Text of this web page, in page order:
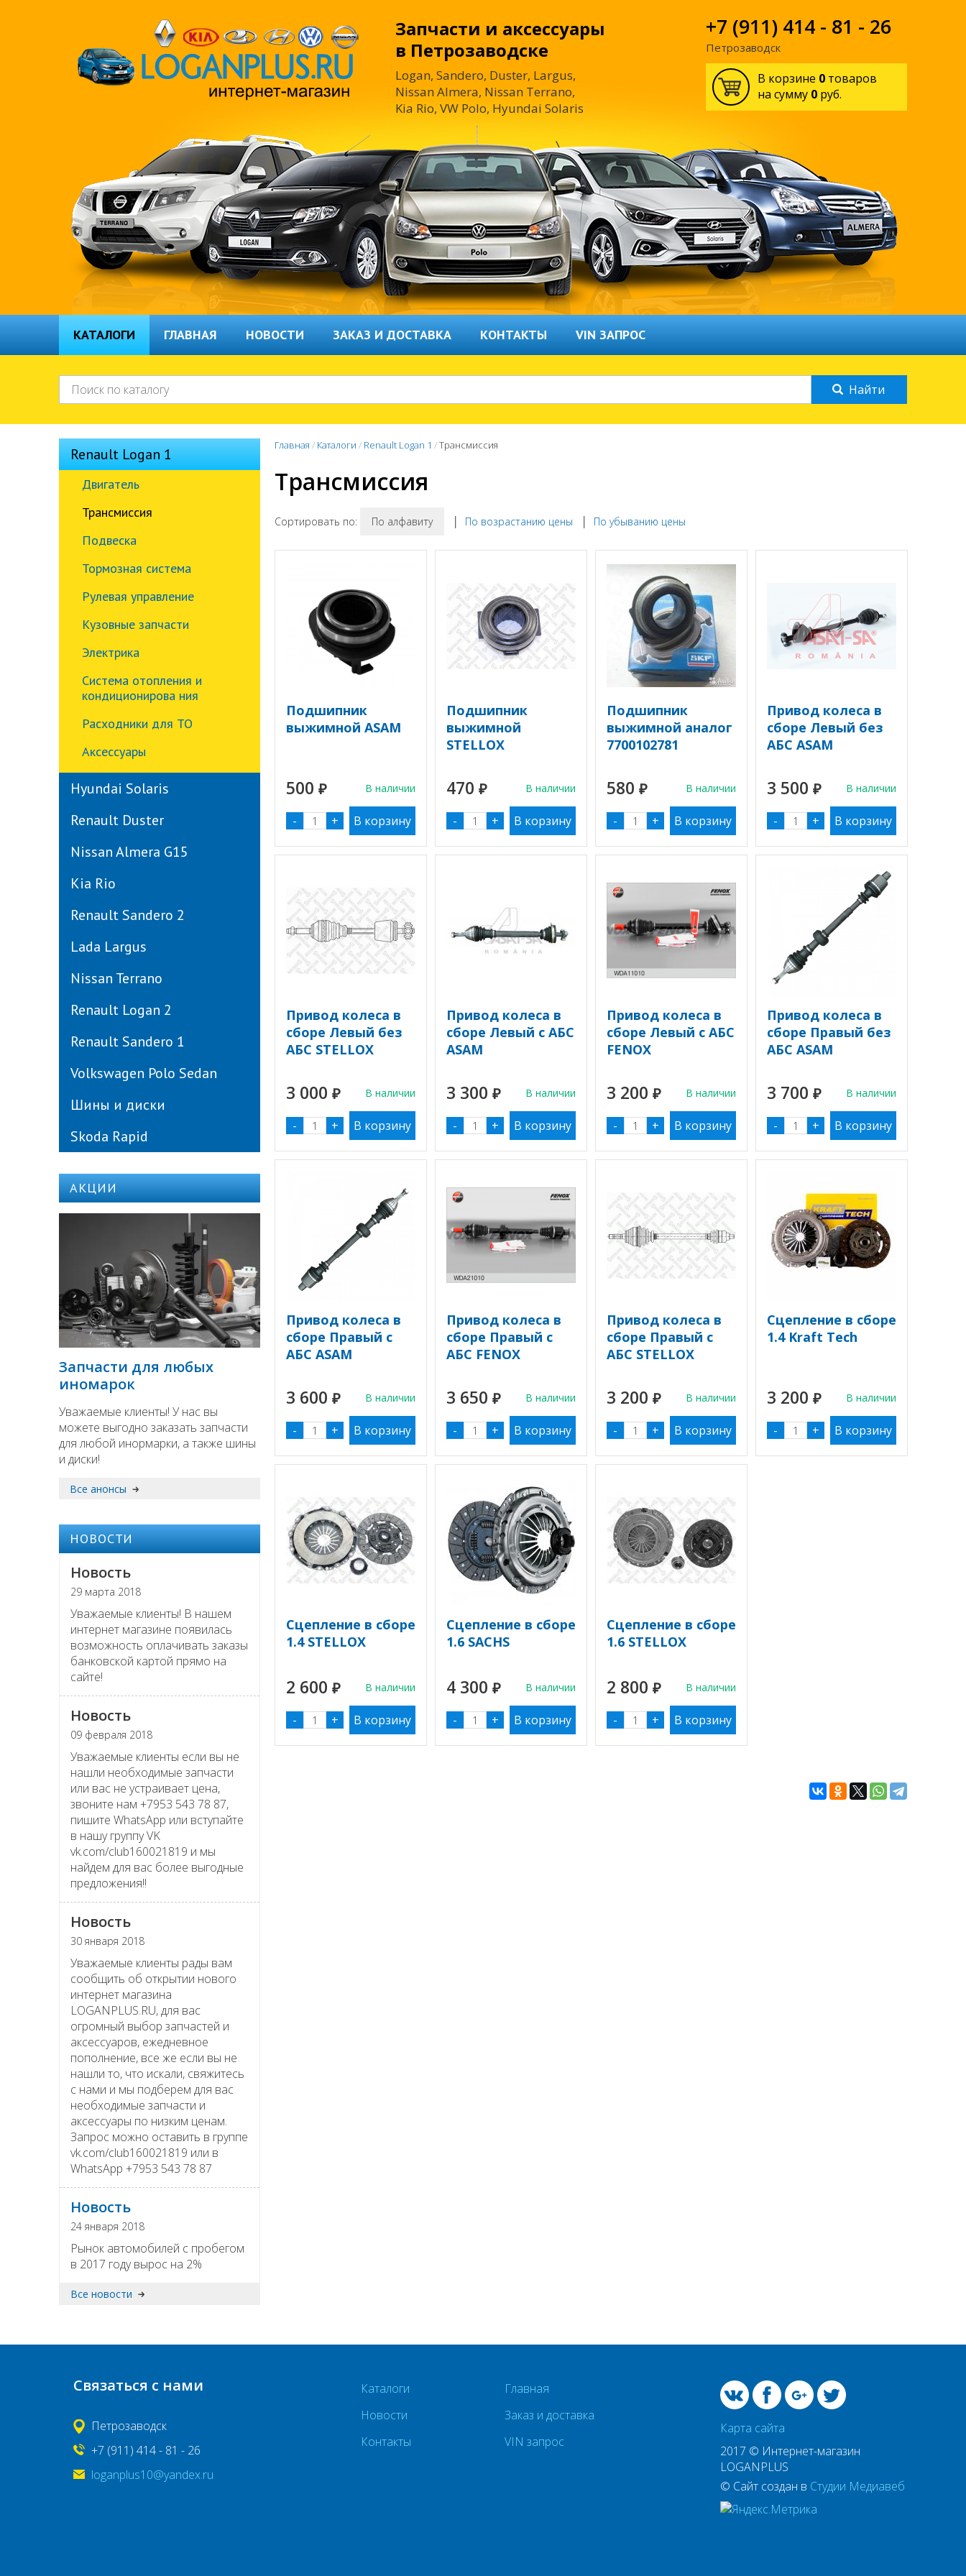
Запчасти и аксессуары
в Петрозаводске
Logan, Sandero, Duster, Largus,
Nissan Almera, Nissan Terrano,
Kia Rio, VW Polo, Hyundai Solaris
+7 (911) 414 - 81 - 26
Петрозаводск
В корзине 0 товаров
на сумму 0 руб.
КАТАЛОГИ ГЛАВНАЯ НОВОСТИ ЗАКАЗ И ДОСТАВКА КОНТАКТЫ VIN ЗАПРОС
Renault Logan 1
Двигатель
Трансмиссия
Подвеска
Тормозная система
Рулевая управление
Кузовные запчасти
Электрика
Система отопления и
кондиционирова ния
Расходники для ТО
Аксессуары
Hyundai Solaris
Renault Duster
Nissan Almera G15
Kia Rio
Renault Sandero 2
Lada Largus
Nissan Terrano
Renault Logan 2
Renault Sandero 1
Volkswagen Polo Sedan
Шины и диски
Skoda Rapid
АКЦИИ
Запчасти для любых
иномарок
Уважаемые клиенты! У нас вы
можете выгодно заказать запчасти
для любой инормарки, а также шины
и диски!
Все анонсы
НОВОСТИ
Новость
29 марта 2018
Уважаемые клиенты! В нашем
интернет магазине появилась
возможность оплачивать заказы
банковской картой прямо на
сайте!
Новость
09 февраля 2018
Уважаемые клиенты если вы не
нашли необходимые запчасти
или вас не устраивает цена,
звоните нам +7953 543 78 87,
пишите WhatsApp или вступайте
в нашу группу VK
vk.com/club160021819 и мы
найдем для вас более выгодные
предложения!!
Новость
30 января 2018
Уважаемые клиенты рады вам
сообщить об открытии нового
интернет магазина
LOGANPLUS.RU, для вас
огромный выбор запчастей и
аксессуаров, ежедневное
пополнение, все же если вы не
нашли то, что искали, свяжитесь
с нами и мы подберем для вас
необходимые запчасти и
аксессуары по низким ценам.
Запрос можно оставить в группе
vk.com/club160021819 или в
WhatsApp +7953 543 78 87
Новость
24 января 2018
Рынок автомобилей с пробегом
в 2017 году вырос на 2%
Все новости
Главная / Каталоги / Renault Logan 1 /Трансмиссия
Трансмиссия
Сортировать по: По алфавиту По возрастанию цены По убыванию цены
Подшипник
выжимной ASAM
500 ₽ В наличии
- +
Подшипник
выжимной
STELLOX
470 ₽ В наличии
- +
Подшипник
выжимной аналог
7700102781
580 ₽ В наличии
- +
Привод колеса в
сборе Левый без
АБС ASAM
3 500 ₽ В наличии
- +
Привод колеса в
сборе Левый без
АБС STELLOX
3 000 ₽ В наличии
- +
Привод колеса в
сборе Левый с АБС
ASAM
3 300 ₽ В наличии
- +
Привод колеса в
сборе Левый с АБС
FENOX
3 200 ₽ В наличии
- +
Привод колеса в
сборе Правый без
АБС ASAM
3 700 ₽ В наличии
- +
Привод колеса в
сборе Правый с
АБС ASAM
3 600 ₽ В наличии
- +
Привод колеса в
сборе Правый с
АБС FENOX
3 650 ₽ В наличии
- +
Привод колеса в
сборе Правый с
АБС STELLOX
3 200 ₽ В наличии
- +
Сцепление в сборе
1.4 Kraft Tech
3 200 ₽ В наличии
- +
Сцепление в сборе
1.4 STELLOX
2 600 ₽ В наличии
- +
Сцепление в сборе
1.6 SACHS
4 300 ₽ В наличии
- +
Сцепление в сборе
1.6 STELLOX
2 800 ₽ В наличии
- +
Карта сайта
2017 © Интернет-магазин
LOGANPLUS
© Сайт создан в Студии Медиавеб
Каталоги
Главная
Новости
Заказ и доставка
Контакты
VIN запрос
Связаться с нами
Петрозаводск
+7 (911) 414 - 81 - 26
loganplus10@yandex.ru